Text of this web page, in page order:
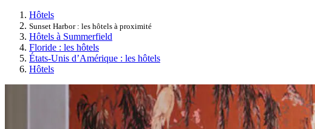
Hôtels
Sunset Harbor : les hôtels à proximité
Hôtels à Summerfield
Floride : les hôtels
États-Unis d’Amérique : les hôtels
Hôtels